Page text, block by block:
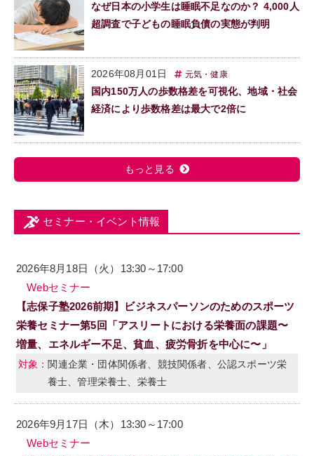
なぜ日本の小学生は睡眠不足なのか？ 4,000人
超調査で子どもの睡眠負債の実態が判明
2026年08月01日 元気・健康
国内150万人の歩数格差を可視化、地域・社会
経済により歩数格差は最大で2倍に
もっと見る
セミナー・イベント情報
2026年8月18日（火）13:30～17:00
Webセミナー
【志保子塾2026前期】ビジネスパーソンのためのスポーツ
栄養セミナー第5回「アスリートにおける栄養面の課題〜
増量、エネルギー不足、貧血、疲労骨折を中心に〜」
関連企業・団体関係者、競技関係者、公認スポーツ栄
養士、管理栄養士、栄養士
2026年9月17日（木）13:30～17:00
Webセミナー